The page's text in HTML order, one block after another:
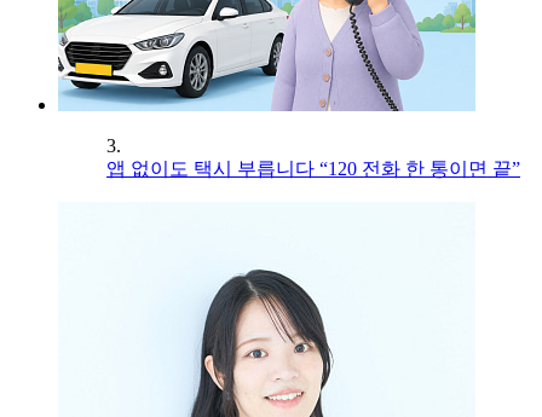
3.
앱 없이도 택시 부릅니다 “120 전화 한 통이면 끝”